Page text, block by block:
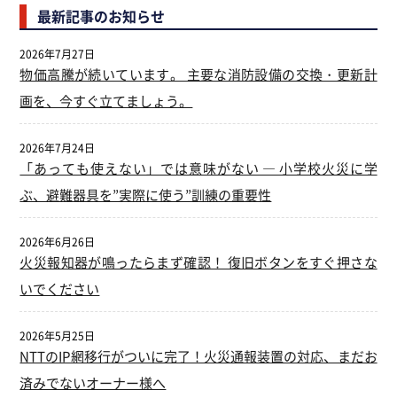
最新記事のお知らせ
物価高騰が続いています。 主要な消防設備の交換・更新計
画を、今すぐ立てましょう。
2026年7月27日
「あっても使えない」では意味がない ― 小学校火災に学
ぶ、避難器具を”実際に使う”訓練の重要性
2026年7月24日
火災報知器が鳴ったらまず確認！ 復旧ボタンをすぐ押さな
いでください
2026年6月26日
NTTのIP網移行がついに完了！火災通報装置の対応、まだお
済みでないオーナー様へ
2026年5月25日